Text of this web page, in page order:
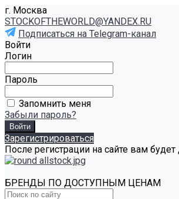
г. Москва
STOCKOFTHEWORLD@YANDEX.RU
Подписаться на Telegram-канал
Войти
Логин
Пароль
Запомнить меня
Забыли пароль?
Зарегистрироваться
После регистрации на сайте вам
БРЕНДЫ ПО ДОСТУПНЫМ ЦЕНАМ